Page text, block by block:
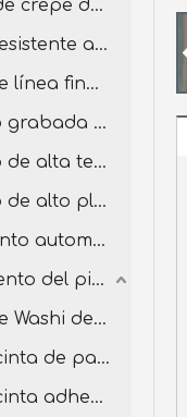
Enmascaramiento de papel de crepe de alta etiqueta
Papel de enmascaramiento resistente a alta temperatura
Cinta de enmascaramiento de línea fina de alta temperatura
Película de enmascaramiento grabada de doble extremo
Película de enmascaramiento de alta temperatura con cinta de PVC
Película de enmascaramiento de alto plato previa a la grabación
Soluciones de enmascaramiento automotriz para carrocería
Suministros de enmascaramiento del pintor
Cinta de enmascaramiento de Washi de baja tack
Película de enmascarar con cinta de papel crepe
Película de enmascarar con cinta adhesiva